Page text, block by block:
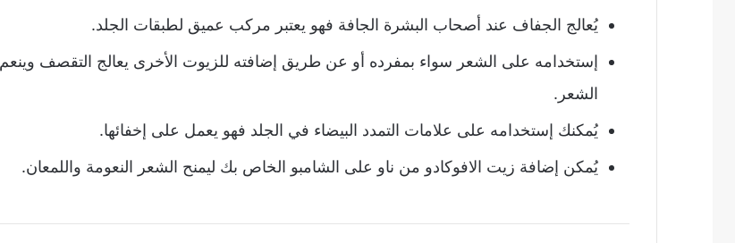
يُعالج الجفاف عند أصحاب البشرة الجافة فهو يعتبر مركب عميق لطبقات الجلد.
إستخدامه على الشعر سواء بمفرده أو عن طريق إضافته للزيوت الأخرى يعالج التقصف وينعم
الشعر.
يُمكنك إستخدامه على علامات التمدد البيضاء في الجلد فهو يعمل على إخفائها.
يُمكن إضافة زيت الافوكادو من ناو على الشامبو الخاص بك ليمنح الشعر النعومة واللمعان.